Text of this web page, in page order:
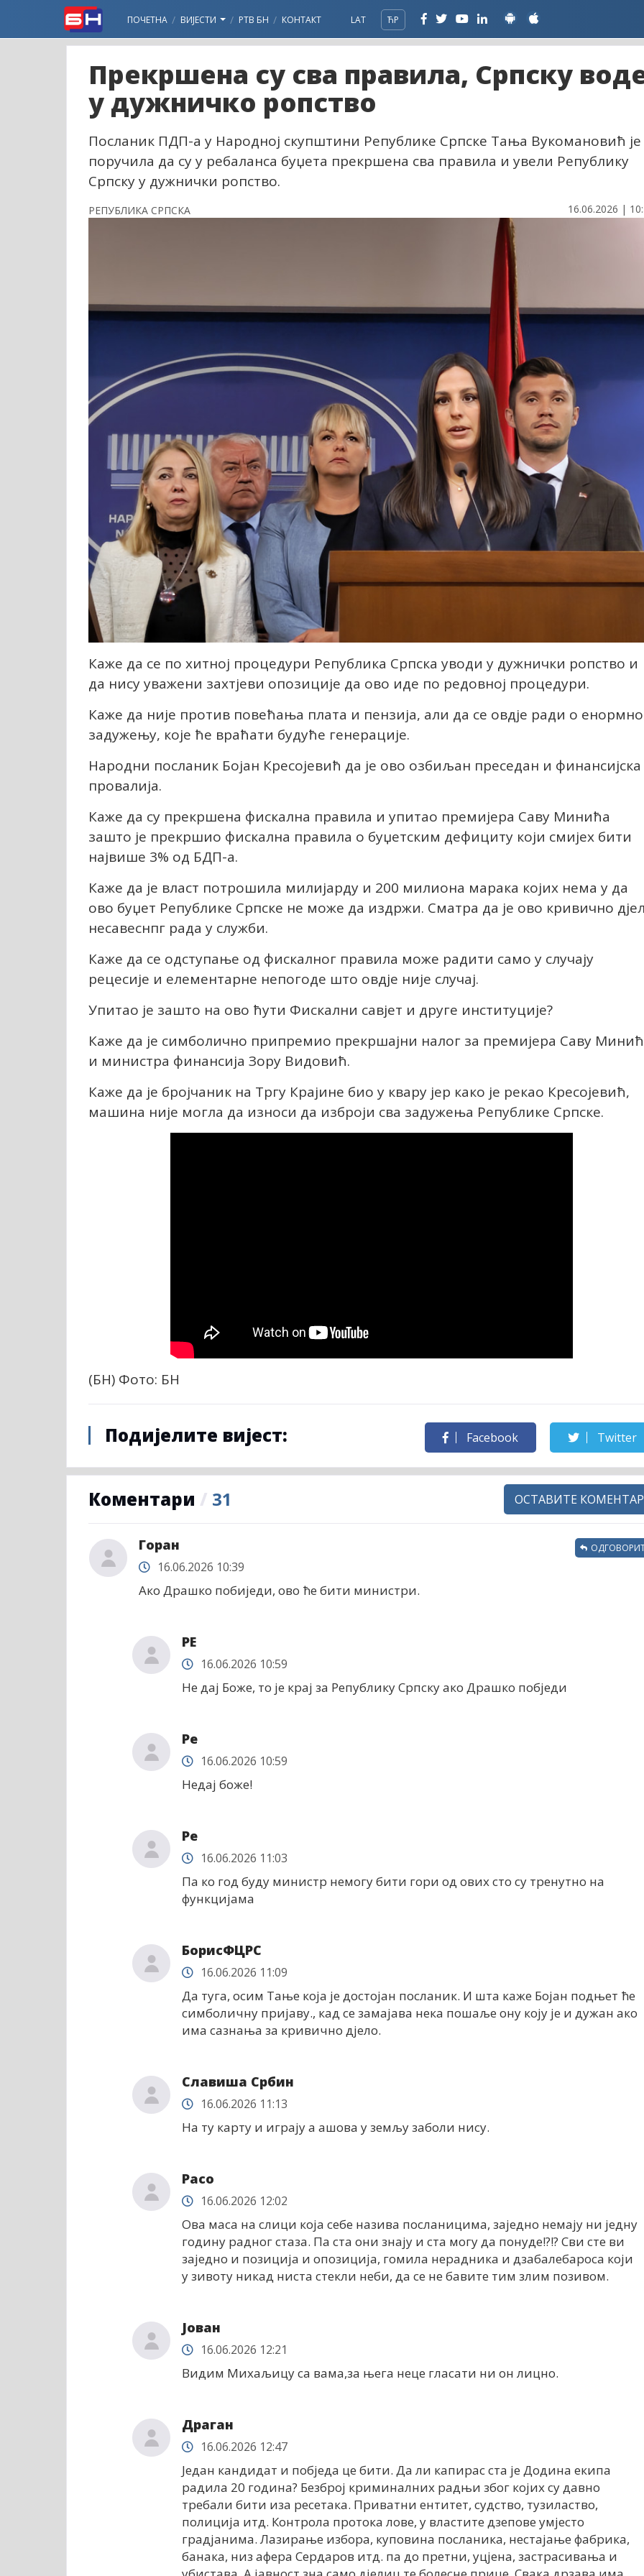
ПОЧЕТНА ВИЈЕСТИ РТВ БН КОНТАКТ LAT ЋР
Прекршена су сва правила, Српску
у дужничко ропство
Посланик ПДП-а у Народној скупштини Републике Српске Тања Вукомановић је
поручила да су у ребаланса буџета прекршена сва правила и увели Републику
Српску у дужнички ропство.
РЕПУБЛИКА СРПСКА 16.06.2026 |
Каже да се по хитној процедури Република Српска уводи у дужнички ропство и
да нису уважени захтјеви опозиције да ово иде по редовној процедури.
Каже да није против повећања плата и пензија, али да се овдје ради о
задужењу, које ће враћати будуће генерације.
Народни посланик Бојан Кресојевић да је ово озбиљан преседан и финансијска
провалија.
Каже да су прекршена фискална правила и упитао премијера Саву Минића
зашто је прекршио фискална правила о буџетским дефициту који смијех бити
највише 3% од БДП-а.
Каже да је власт потрошила милијарду и 200 милиона марака којих нема у да
ово буџет Републике Српске не може да издржи. Сматра да је ово кривично
несавеснпг рада у служби.
Каже да се одступање од фискалног правила може радити само у случају
рецесије и елементарне непогоде што овдје није случај.
Упитао је зашто на ово ћути Фискални савјет и друге институције?
Каже да је симболично припремио прекршајни налог за премијера Саву
и министра финансија Зору Видовић.
Каже да је бројчаник на Тргу Крајине био у квару јер како је рекао Кресојевић,
машина није могла да износи да изброји сва задужења Републике Српске.
(БН) Фото: БН
Подијелите вијест: Facebook Twitter
Коментари / 31 ОСТАВИТЕ КОМЕНТАР
Горан
16.06.2026 10:39
Ако Драшко побиједи, ово ће бити министри.
РЕ
16.06.2026 10:59
Не дај Боже, то је крај за Републику Српску ако Драшко побједи
Ре
16.06.2026 10:59
Недај боже!
Ре
16.06.2026 11:03
Па ко год буду министр немогу бити гори од ових сто су тренутно на
функцијама
БорисФЦРС
16.06.2026 11:09
Да туга, осим Тање која је достојан посланик. И шта каже Бојан подњет ће
симболичну пријаву., кад се замајава нека пошаље ону коју је и дужан ако
има сазнања за кривично дјело.
Славиша Србин
16.06.2026 11:13
На ту карту и играју а ашова у земљу заболи нису.
Расо
16.06.2026 12:02
Ова маса на слици која себе назива посланицима, заједно немају ни једну
годину радног стаза. Па ста они знају и ста могу да понуде!?!? Сви сте ви
заједно и позиција и опозиција, гомила нерадника и дзабалебароса који
у зивоту никад ниста стекли неби, да се не бавите тим злим позивом.
Јован
16.06.2026 12:21
Видим Михаљицу са вама,за њега неце гласати ни он лицно.
Драган
16.06.2026 12:47
Један кандидат и побједа це бити. Да ли капирас ста је Додина екипа
радила 20 година? Безброј криминалних радњи због којих су давно
требали бити иза ресетака. Приватни ентитет, судство, тузиластво,
полиција итд. Контрола протока лове, у властите дзепове умјесто
градјанима. Лазирање избора, куповина посланика, нестајање фабрика,
банака, низ афера Сердаров итд. па до претни, уцјена, застрасивања и